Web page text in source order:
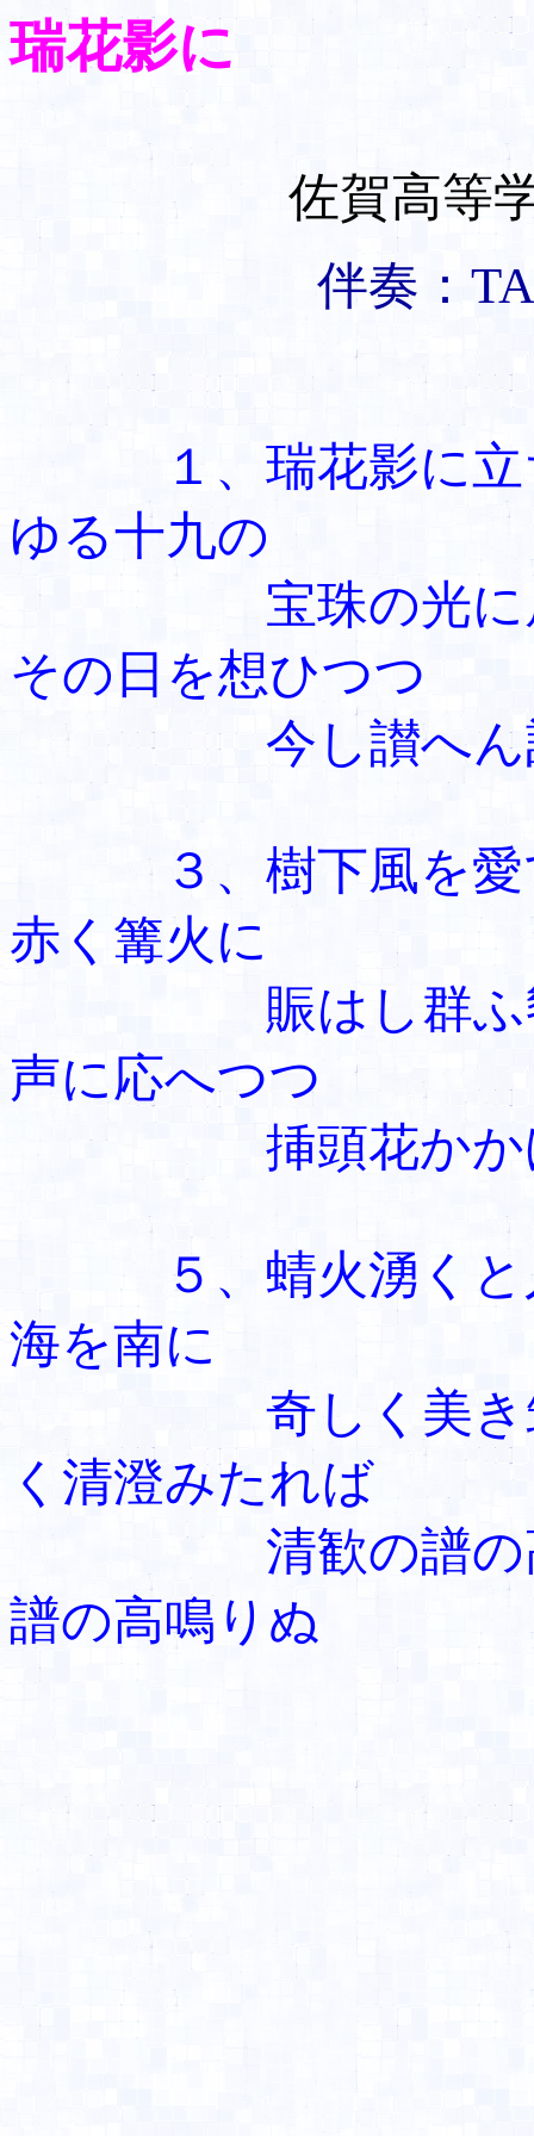
瑞花影に
佐賀高等
伴奏：
１、瑞花影に
ゆる十九の
宝珠の光に
その日を想ひつつ
今し讃へ
３、樹下風を
赤く篝火に
賑はし群
声に応へつつ
挿頭花かかげ
５、蜻火湧く
海を南に
奇しく美き
く清澄みたれば
清歓の譜の
譜の高鳴りぬ